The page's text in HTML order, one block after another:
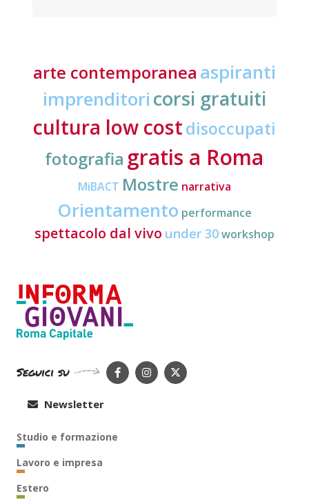
arte contemporanea aspiranti
imprenditori corsi gratuiti
cultura low costdisoccupati
fotografia gratis a Roma
MiBACT Mostre narrativa
Orientamento performance
spettacolo dal vivo under 30workshop
Seguici su
Newsletter
Studio e formazione
Lavoro e impresa
Estero